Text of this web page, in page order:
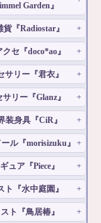
Garden』
貨『Radiostar』
セ『doco*ao』
サリー『君衣』
サリー『Glanz』
装身具『CiR』
ル『morisizuku』
ュア『Piece』
ト『水中庭園』
ト『鳥居椿』